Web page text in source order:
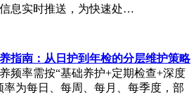
息实时推送，为快速处…
指南：从日护到年检的分层维护策略
频率需按“基础养护+定期检查+深度
率为每日、每周、每月、每季度，部